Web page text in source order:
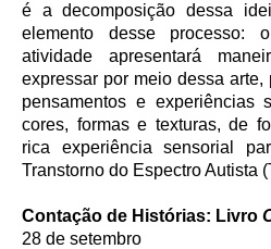
é a decomposição dessa
elemento desse processo:
atividade apresentará
expressar por meio dessa arte,
pensamentos e experiências
cores, formas e texturas, de
rica experiência sensorial
Transtorno do Espectro Autista
Contação de Histórias: Livro
28 de setembro